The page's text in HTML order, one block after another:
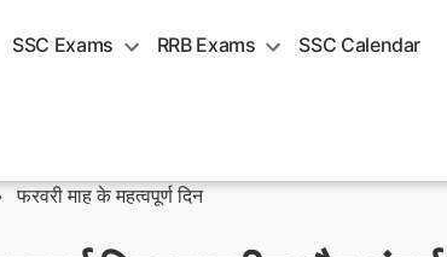
SSC Exams RRB Exams SSC Calendar
फरवरी माह के महत्वपूर्ण दिन